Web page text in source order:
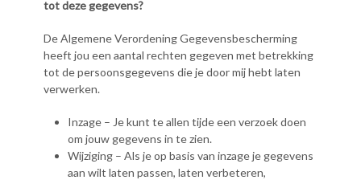
tot deze gegevens?
De Algemene Verordening Gegevensbescherming
heeft jou een aantal rechten gegeven met betrekking
tot de persoonsgegevens die je door mij hebt laten
verwerken.
Inzage – Je kunt te allen tijde een verzoek doen
om jouw gegevens in te zien.
Wijziging – Als je op basis van inzage je gegevens
aan wilt laten passen, laten verbeteren,